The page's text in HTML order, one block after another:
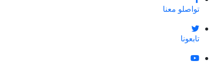
تواصلو معنا
تابعونا